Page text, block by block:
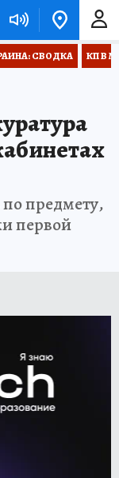
СВОДКА КП В
по предмету,
первой